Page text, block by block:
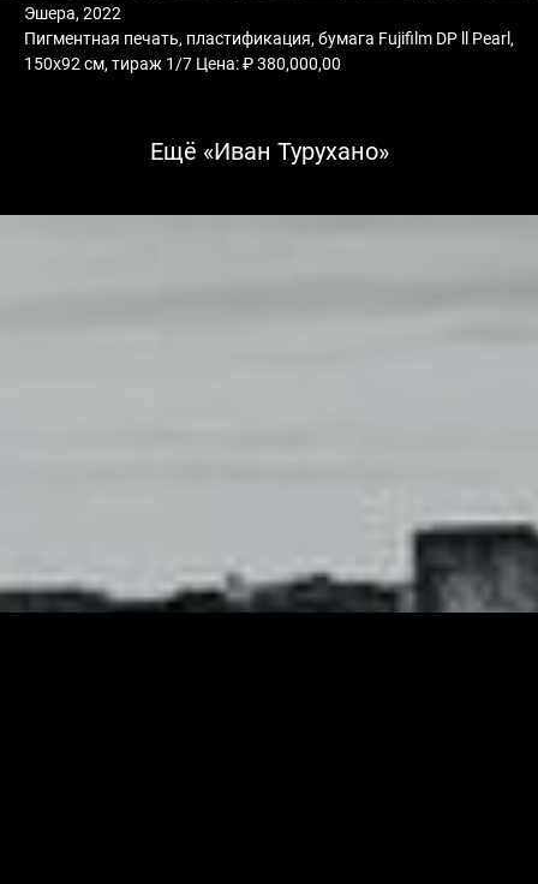
Эшера, 2022
Пигментная печать, пластификация, бумага Fujifilm DP ll Pearl,
150х92 см, тираж 1/7 Цена: ₽ 380,000,00
Ещё «Иван Турухано»